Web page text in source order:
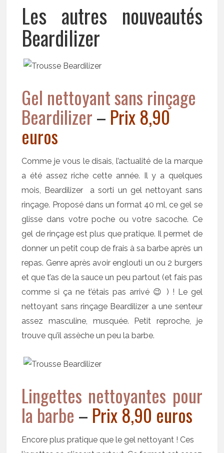
Les autres nouveautés
Beardilizer
Gel nettoyant sans rinçage
Beardilizer– Prix 8,90
euros
Comme je vous le disais, l’actualité de la marque
a été assez riche cette année. Il y a quelques
mois, Beardilizer a sorti un gel nettoyant sans
rinçage. Proposé dans un format 40 ml, ce gel se
glisse dans votre poche ou votre sacoche. Ce
gel de rinçage est plus que pratique. Il permet de
donner un petit coup de frais à sa barbe après un
repas. Genre après avoir englouti un ou 2 burgers
et que t’as de la sauce un peu partout (et fais pas
comme si ça ne t’étais pas arrivé 😉 ) ! Le gel
nettoyant sans rinçage Beardilizer a une senteur
assez masculine, musquée. Petit reproche, je
trouve qu’il assèche un peu la barbe.
Lingettes nettoyantes pour
la barbe – Prix 8,90 euros
Encore plus pratique que le gel nettoyant ! Ces